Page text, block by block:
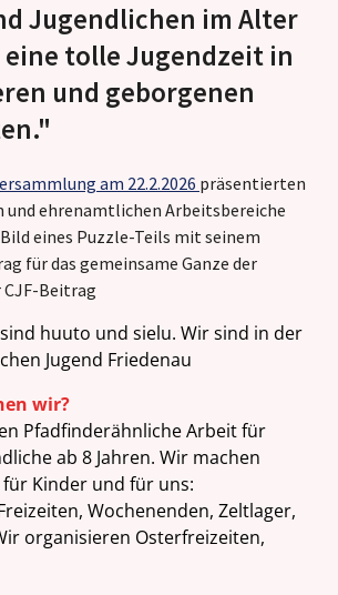
Jugendlichen im Alter
eine tolle Jugendzeit in
und geborgenen
am 22.2.2026 präsentierten
und ehrenamtlichen Arbeitsbereiche
eines Puzzle-Teils mit seinem
für das gemeinsame Ganze der
CJF-Beitrag
huuto und sielu. Wir sind in der
Jugend Friedenau
wir?
Pfadfinderähnliche Arbeit für
ab 8 Jahren. Wir machen
Kinder und für uns:
Wochenenden, Zeltlager,
organisieren Osterfreizeiten,